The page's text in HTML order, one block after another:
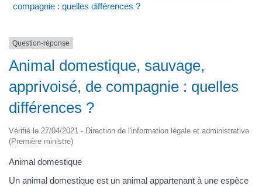
compagnie : quelles différences ?
Question-réponse
Animal domestique, sauvage,
apprivoisé, de compagnie : quelles
différences ?
Vérifié le 27/04/2021 - Direction de l'information légale et administrative
(Première ministre)
Animal domestique
Un animal domestique est un animal appartenant à une espèce